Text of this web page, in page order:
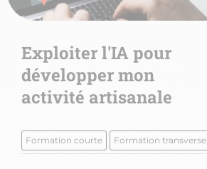
Exploiter l'IA pour
développer mon
activité artisanale
Formation courte Formation transverse